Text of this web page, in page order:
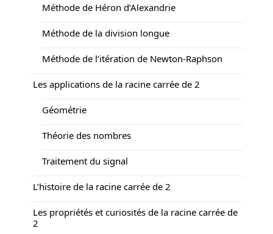
Méthode de Héron d’Alexandrie
Méthode de la division longue
Méthode de l’itération de Newton-Raphson
Les applications de la racine carrée de 2
Géométrie
Théorie des nombres
Traitement du signal
L’histoire de la racine carrée de 2
Les propriétés et curiosités de la racine carrée de
2